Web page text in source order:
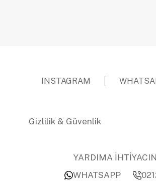
INSTAGRAM
Gizlilik & Güvenlik
YARDIMA
WHATSAPP